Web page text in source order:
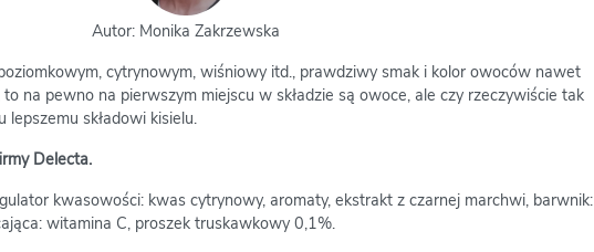
Autor: Monika Zakrzewska
cytrynowym, wiśniowy itd., prawdziwy smak i kolor owoców nawet
na pewno na pierwszym miejscu w składzie są owoce, ale czy rzeczywiście tak
lepszemu składowi kisielu.
Delecta.
kwasowości: kwas cytrynowy, aromaty, ekstrakt z czarnej marchwi, barwnik:
witamina C, proszek truskawkowy 0,1%.